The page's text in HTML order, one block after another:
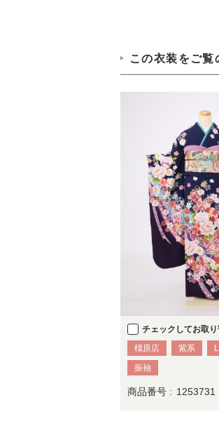
この衣装をご覧
チェックしてお取
橿原店
紫系
振袖
商品番号 : 1253731